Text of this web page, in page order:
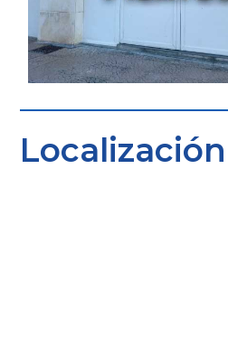
Localización